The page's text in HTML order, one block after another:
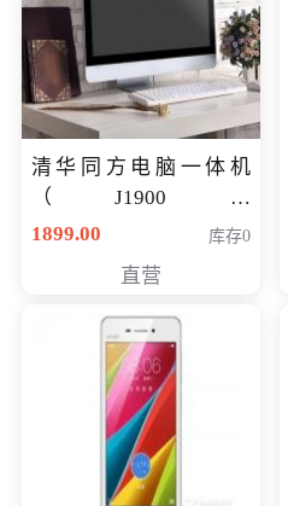
清华同方电脑一体机
（J1900四
核/4G/120G0.8CM厚度
1899.00 库存0
直营